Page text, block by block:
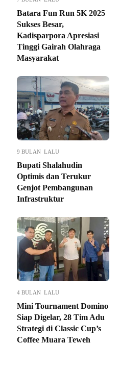
Batara Fun Run 5K 2025
Sukses Besar,
Kadisparpora Apresiasi
Tinggi Gairah Olahraga
Masyarakat
9 BULAN LALU
Bupati Shalahudin
Optimis dan Terukur
Genjot Pembangunan
Infrastruktur
4 BULAN LALU
Mini Tournament Domino
Siap Digelar, 28 Tim Adu
Strategi di Classic Cup’s
Coffee Muara Teweh